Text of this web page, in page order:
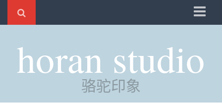
时光
评分
horan studio
骆驼印象